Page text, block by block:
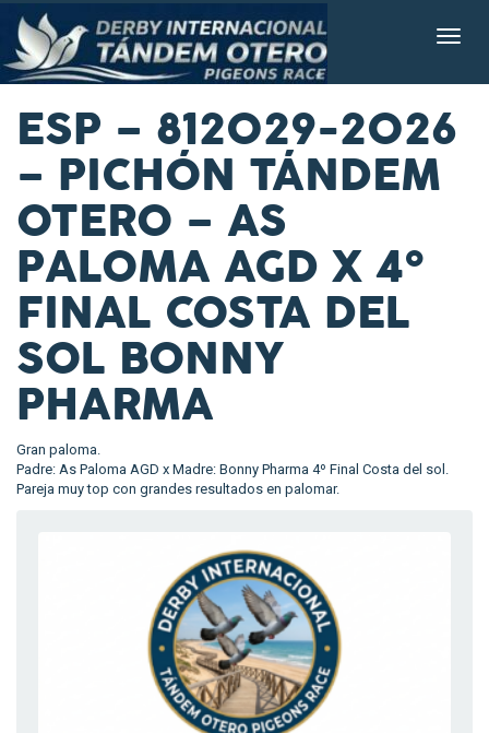
ESP – 812029-2026
– PICHÓN TÁNDEM
OTERO – AS
PALOMA AGD X 4º
FINAL COSTA DEL
SOL BONNY
PHARMA
Gran paloma.
Padre: As Paloma AGD x Madre: Bonny Pharma 4º Final Costa del sol.
Pareja muy top con grandes resultados en palomar.